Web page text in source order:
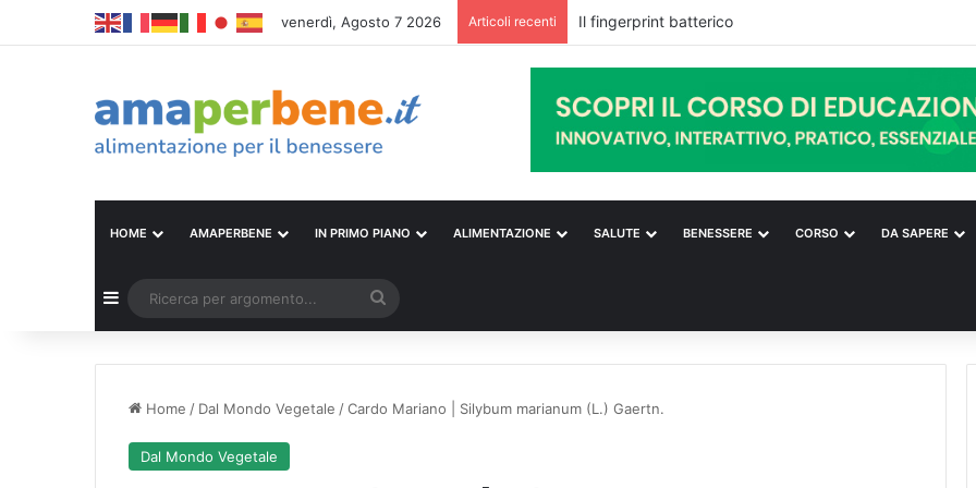
venerdì, Agosto 7 2026 Articoli recenti Il fingerprint batterico
HOME AMAPERBENE IN PRIMO PIANO ALIMENTAZIONE SALUTE BENESSERE CORSO DA SAPERE
Barra laterale
per
Home / Dal Mondo Vegetale /Cardo Mariano | Silybum marianum (L.) Gaertn.
Dal Mondo Vegetale